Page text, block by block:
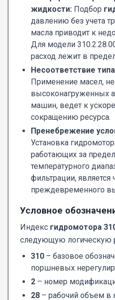
жидкости: Подбор
давлению без учета
масла приводит к
Для модели
расход лежит в
Несоответствие
Применение масел,
высоконагруженных
машин, ведет к
сокращению ресурса.
Пренебрежение
Установка
работающих за
температурного
фильтрации, является
преждевременного
Условное
Индекс гидромотора
следующую логическую
310 – базовое
поршневых
2 – номер
28 – рабочий объем в